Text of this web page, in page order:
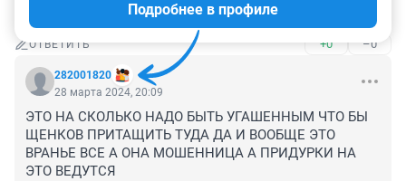
А Олеся оказалась мошенницей, увы
ОТВЕТИТЬ +0 –0
282001820
Подробнее в профиле
28 марта 2024, 20:09
ЭТО НА СКОЛЬКО НАДО БЫТЬ УГАШЕННЫМ ЧТО БЫ
ЩЕНКОВ ПРИТАЩИТЬ ТУДА ДА И ВООБЩЕ ЭТО
ВРАНЬЕ ВСЕ А ОНА МОШЕННИЦА А ПРИДУРКИ НА
ЭТО ВЕДУТСЯ